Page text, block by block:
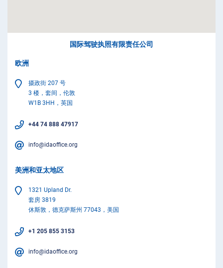
国际驾驶执照有限责任公司
欧洲
摄政街 207 号
3 楼，套间，伦敦
W1B 3HH，英国
+44 74 888 47917
info@idaoffice.org
美洲和亚太地区
1321 Upland Dr.
套房 3819
休斯敦，德克萨斯州 77043，美国
+1 205 855 3153
info@idaoffice.org